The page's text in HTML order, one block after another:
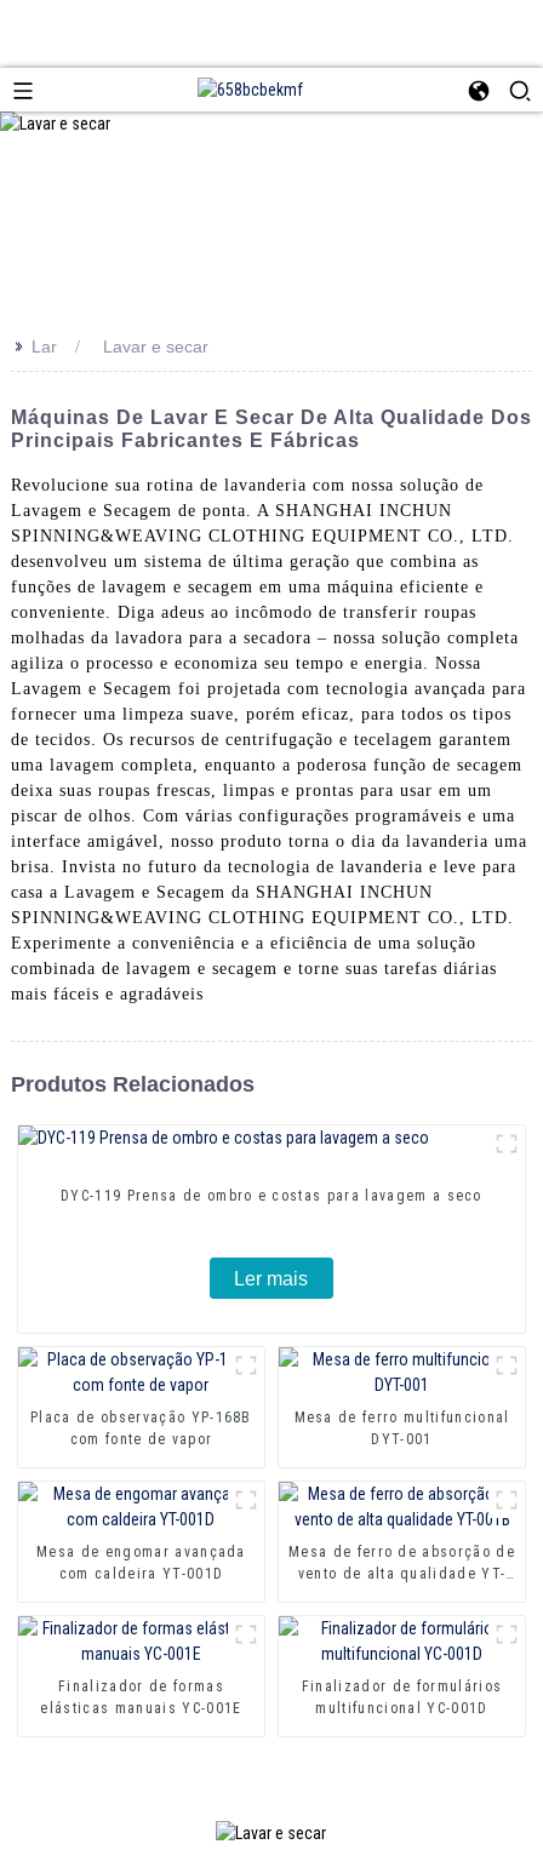
>> Lar Lavar e secar
Máquinas De Lavar E Secar De Alta Qualidade Dos
Principais Fabricantes E Fábricas
Revolucione sua rotina de lavanderia com nossa solução de
Lavagem e Secagem de ponta. A SHANGHAI INCHUN
SPINNING&WEAVING CLOTHING EQUIPMENT CO., LTD.
desenvolveu um sistema de última geração que combina as
funções de lavagem e secagem em uma máquina eficiente e
conveniente. Diga adeus ao incômodo de transferir roupas
molhadas da lavadora para a secadora – nossa solução completa
agiliza o processo e economiza seu tempo e energia. Nossa
Lavagem e Secagem foi projetada com tecnologia avançada para
fornecer uma limpeza suave, porém eficaz, para todos os tipos
de tecidos. Os recursos de centrifugação e tecelagem garantem
uma lavagem completa, enquanto a poderosa função de secagem
deixa suas roupas frescas, limpas e prontas para usar em um
piscar de olhos. Com várias configurações programáveis ​​e uma
interface amigável, nosso produto torna o dia da lavanderia uma
brisa. Invista no futuro da tecnologia de lavanderia e leve para
casa a Lavagem e Secagem da SHANGHAI INCHUN
SPINNING&WEAVING CLOTHING EQUIPMENT CO., LTD.
Experimente a conveniência e a eficiência de uma solução
combinada de lavagem e secagem e torne suas tarefas diárias
mais fáceis e agradáveis
Produtos Relacionados
DYC-119 Prensa de ombro e costas para lavagem a seco
Ler mais
Placa de observação YP-168B
com fonte de vapor
Mesa de ferro multifuncional
DYT-001
Mesa de engomar avançada
com caldeira YT-001D
Mesa de ferro de absorção de
vento de alta qualidade YT-
Finalizador de formas
elásticas manuais YC-001E
Finalizador de formulários
multifuncional YC-001D